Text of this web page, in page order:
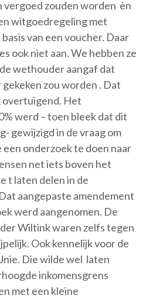
vergoed zouden worden èn
witgoedregeling met
van een voucher. Daar
ook niet aan. We hebben ze
wethouder aangaf dat
zou worden . Dat
Het
werd – toen bleek dat dit
gewijzigd in de vraag om
onderzoek te doen naar
net iets boven het
t laten delen in de
aangepaste amendement
werd aangenomen. De
Wiltink waren zelfs tegen
Ook kennelijk voor de
Die wilde wel laten
inkomensgrens
met een kleine